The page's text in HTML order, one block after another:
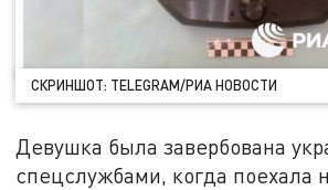
СКРИНШОТ: TELEGRAM/РИА НОВОСТИ
Девушка была завербована
спецслужбами, когда поехала